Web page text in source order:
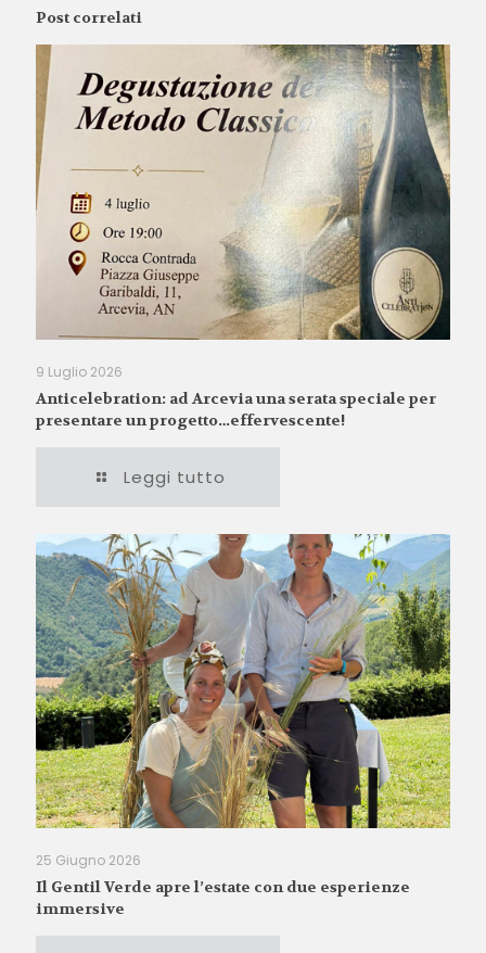
Post correlati
9 Luglio 2026
Anticelebration: ad Arcevia una serata speciale per
presentare un progetto…effervescente!
Leggi tutto
25 Giugno 2026
Il Gentil Verde apre l’estate con due esperienze
immersive